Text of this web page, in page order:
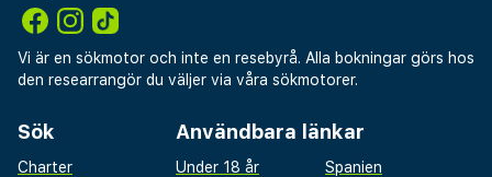
Vi är en sökmotor och inte en resebyrå. Alla bokningar görs hos
den researrangör du väljer via våra sökmotorer.
Sök
Charter
Användbara länkar
Under 18 år
Spanien